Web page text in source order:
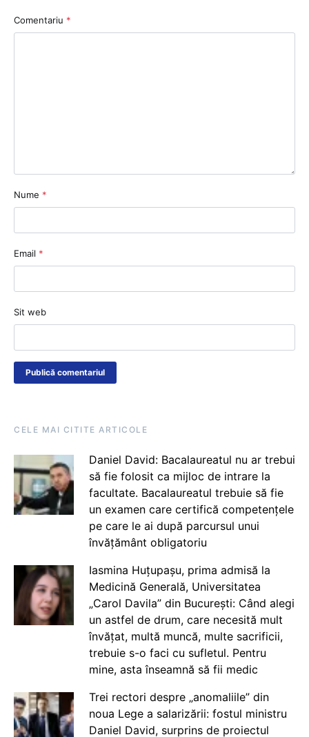
Comentariu *
Nume *
Email *
Sit web
CELE MAI CITITE ARTICOLE
Daniel David: Bacalaureatul nu ar trebui
să fie folosit ca mijloc de intrare la
facultate. Bacalaureatul trebuie să fie
un examen care certifică competențele
pe care le ai după parcursul unui
învățământ obligatoriu
Iasmina Huțupașu, prima admisă la
Medicină Generală, Universitatea
„Carol Davila” din București: Când alegi
un astfel de drum, care necesită mult
învățat, multă muncă, multe sacrificii,
trebuie s-o faci cu sufletul. Pentru
mine, asta înseamnă să fii medic
Trei rectori despre „anomaliile” din
noua Lege a salarizării: fostul ministru
Daniel David, surprins de proiectul